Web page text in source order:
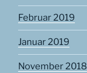
Februar 2019
Januar 2019
November 2018